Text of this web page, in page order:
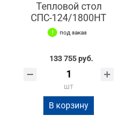
Тепловой стол
СПС-124/1800НТ
под заказ
133 755 руб.
шт
В корзину